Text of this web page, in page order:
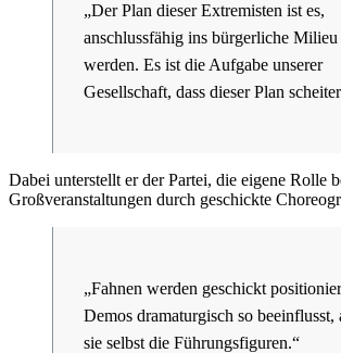
„Der Plan dieser Extremisten ist es,
anschlussfähig ins bürgerliche Milieu
werden. Es ist die Aufgabe unserer
Gesellschaft, dass dieser Plan
Dabei unterstellt er der Partei, die eigene Rolle
Großveranstaltungen durch geschickte
„Fahnen werden geschickt
Demos dramaturgisch so beeinflusst,
sie selbst die Führungsfiguren.“